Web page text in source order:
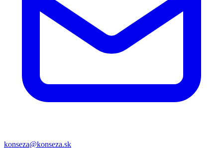
konseza@konseza.sk